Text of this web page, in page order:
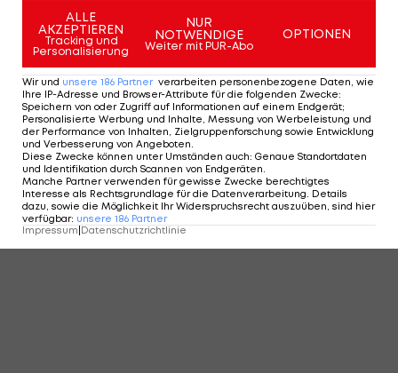
ALLE
AKZEPTIEREN
Tracking und
Personalisierung
NUR
NOTWENDIGE
Weiter mit PUR-Abo
OPTIONEN
Wir und unsere 186 Partner verarbeiten personenbezogene Daten, wie
Ihre IP-Adresse und Browser-Attribute für die folgenden Zwecke:
Speichern von oder Zugriff auf Informationen auf einem Endgerät;
Personalisierte Werbung und Inhalte, Messung von Werbeleistung und
der Performance von Inhalten, Zielgruppenforschung sowie Entwicklung
und Verbesserung von Angeboten.
Diese Zwecke können unter Umständen auch: Genaue Standortdaten
und Identifikation durch Scannen von Endgeräten.
Manche Partner verwenden für gewisse Zwecke berechtigtes
Interesse als Rechtsgrundlage für die Datenverarbeitung. Details
dazu, sowie die Möglichkeit Ihr Widerspruchsrecht auszuüben, sind hier
verfügbar: unsere 186 Partner
Impressum Datenschutzrichtlinie